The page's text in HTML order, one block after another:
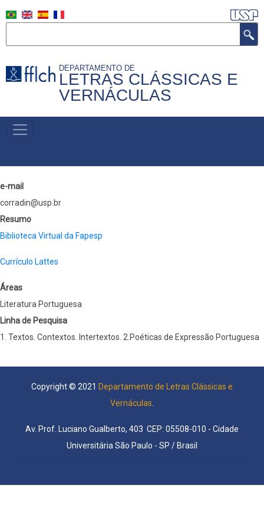
para
principal
DEPARTAMENTO DE
LETRAS CLÁSSICAS E
VERNÁCULAS
MENU
e-mail
corradin@usp.br
Resumo
Biblioteca Virtual da Fapesp
Currículo Lattes
Áreas
Literatura Portuguesa
Linha de Pesquisa
1. Textos. Contextos. Intertextos. 2.Poéticas de Expressão Portuguesa
Copyright © 2021 Departamento de Letras Clássicas e
Vernáculas
Av. Prof. Luciano Gualberto, 403 CEP: 05508-010 - Cidade
Universitária São Paulo - SP / Brasil